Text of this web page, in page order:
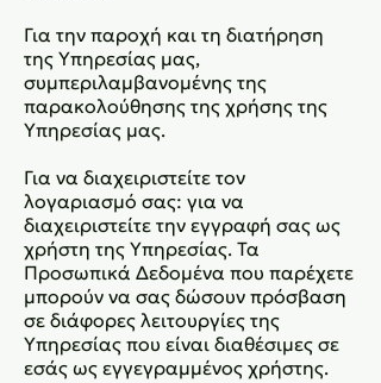
Για την παροχή και τη διατήρηση
της Υπηρεσίας μας,
συμπεριλαμβανομένης της
παρακολούθησης της χρήσης της
Υπηρεσίας μας.
Για να διαχειριστείτε τον
λογαριασμό σας: για να
διαχειριστείτε την εγγραφή σας ως
χρήστη της Υπηρεσίας. Τα
Προσωπικά Δεδομένα που παρέχετε
μπορούν να σας δώσουν πρόσβαση
σε διάφορες λειτουργίες της
Υπηρεσίας που είναι διαθέσιμες σε
εσάς ως εγγεγραμμένος χρήστης.